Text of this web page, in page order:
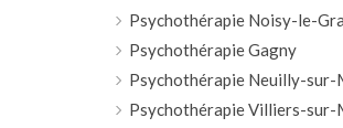
Psychothérapie Noisy-le-
Psychothérapie Gagny
Psychothérapie Neuilly-sur-
Psychothérapie Villiers-sur-